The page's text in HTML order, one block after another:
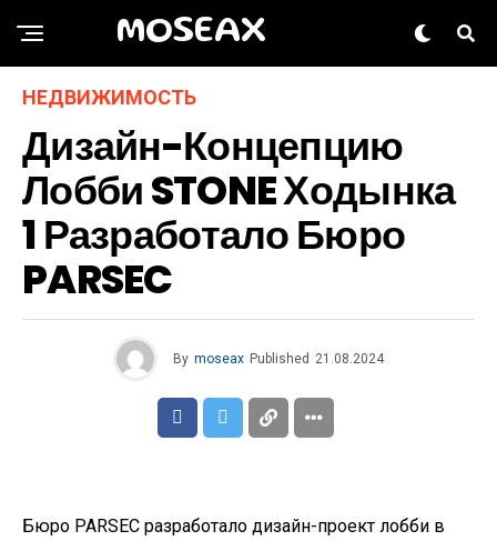
MOSEAX
НЕДВИЖИМОСТЬ
Дизайн-Концепцию
Лобби STONE Ходынка
1 Разработало Бюро
PARSEC
By moseax Published 21.08.2024
Бюро PARSEC разработало дизайн-проект лобби в